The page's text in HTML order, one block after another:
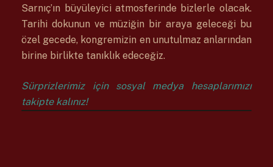
Sarnıç’ın büyüleyici atmosferinde bizlerle olacak.
Tarihi dokunun ve müziğin bir araya geleceği bu
özel gecede, kongremizin en unutulmaz anlarından
birine birlikte tanıklık edeceğiz.
Sürprizlerimiz için sosyal medya hesaplarımızı
takipte kalınız!